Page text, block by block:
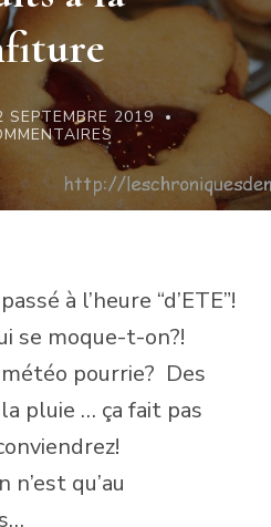
SEPTEMBRE 2019
SUR
GOURMANDISES:
BISCUITS
À
LA
à l’heure “d’ETE”!
se moque-t-on?!
pourrie? Des
pluie … ça fait pas
qu’au